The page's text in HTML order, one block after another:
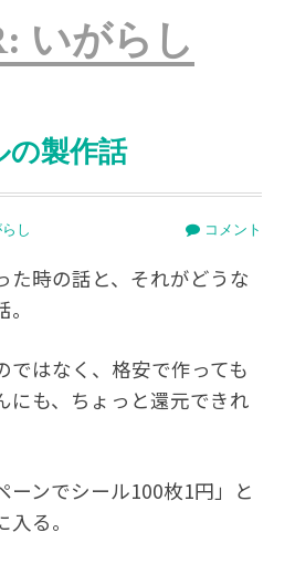
いがらし
の製作話
し コメント
た時の話と、それがどうな
ではなく、格安で作っても
にも、ちょっと還元できれ
ーンでシール100枚1円」と
る。